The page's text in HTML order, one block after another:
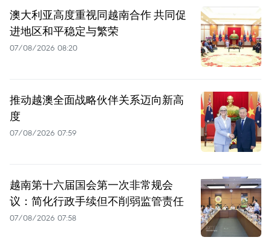
澳大利亚高度重视同越南合作 共同促
进地区和平稳定与繁荣
07/08/2026 08:20
推动越澳全面战略伙伴关系迈向新高
度
07/08/2026 07:59
越南第十六届国会第一次非常规会
议：简化行政手续但不削弱监管责任
07/08/2026 07:58